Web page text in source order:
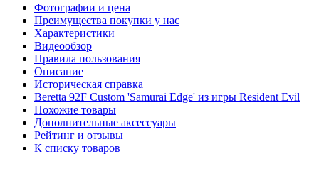
Фотографии и цена
Преимущества покупки у нас
Характеристики
Видеообзор
Правила пользования
Описание
Историческая справка
Beretta 92F Custom 'Samurai Edge' из игры Resident Evil
Похожие товары
Дополнительные аксессуары
Рейтинг и отзывы
К списку товаров